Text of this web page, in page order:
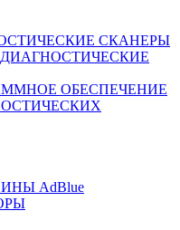
СКАНЕРЫ
ОБЕСПЕЧЕНИЕ
АdBlue